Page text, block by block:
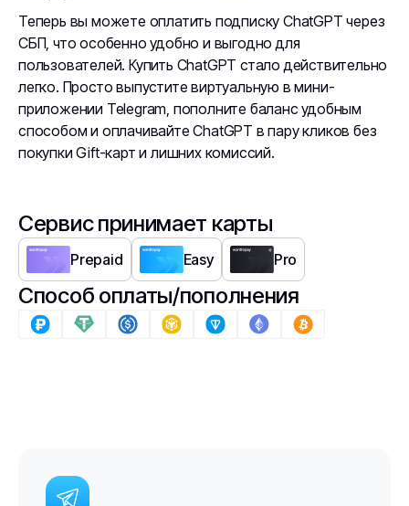
Теперь вы можете оплатить подписку ChatGPT через
СБП, что особенно удобно и выгодно для
пользователей. Купить ChatGPT стало действительно
легко. Просто выпустите виртуальную в мини-
приложении Telegram, пополните баланс удобным
способом и оплачивайте ChatGPT в пару кликов без
покупки Gift-карт и лишних комиссий.
Сервис принимает карты
Prepaid Easy Pro
Способ оплаты/пополнения